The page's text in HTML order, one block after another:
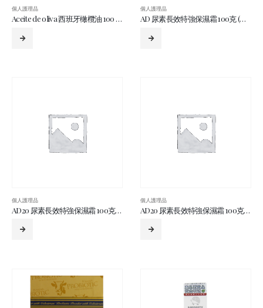
個人護理品
Aceite de oliva 西班牙橄欖油 100 毫升 (綠)
個人護理品
AD 尿素長效特強保濕霜 100克 (金白盒)
個人護理品
AD20 尿素長效特強保濕霜 100克 ( 白藍盒 )
個人護理品
AD20 尿素長效特強保濕霜 100克 ( 白藍金盒 )